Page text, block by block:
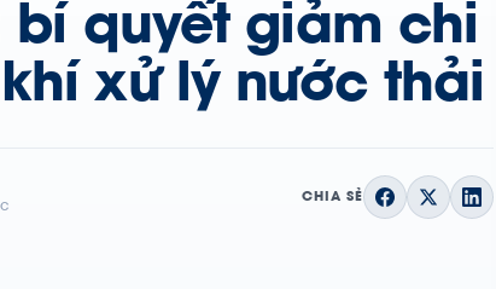
bí quyết giảm chi
xử lý nước thải
CHIA SẺ